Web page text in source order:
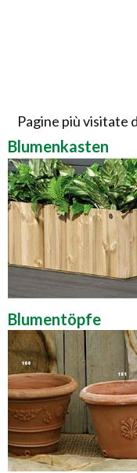
Pagine più visitate
Blumenkasten
Blumentöpfe